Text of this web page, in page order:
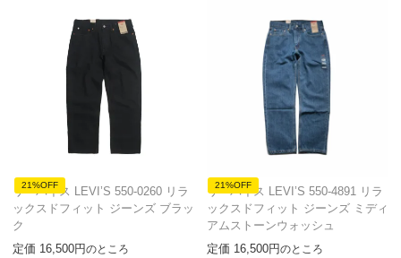
21%OFF
リーバイス LEVI’S 550-0260 リラ
ックスドフィット ジーンズ ブラッ
ク
定価 16,500 のところ
21%OFF
リーバイス LEVI’S 550-4891 リラ
ックスドフィット ジーンズ ミディ
アムストーンウォッシュ
定価 16,500 のところ